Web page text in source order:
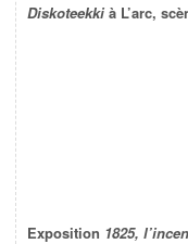
Diskoteekki à L’arc,
Exposition 1825,